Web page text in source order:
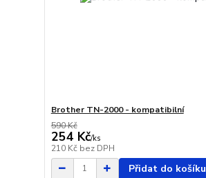
Brother TN-2000 - kompatibilní
590 Kč
254 Kč/ks
210 Kč bez DPH
Přidat do košíku